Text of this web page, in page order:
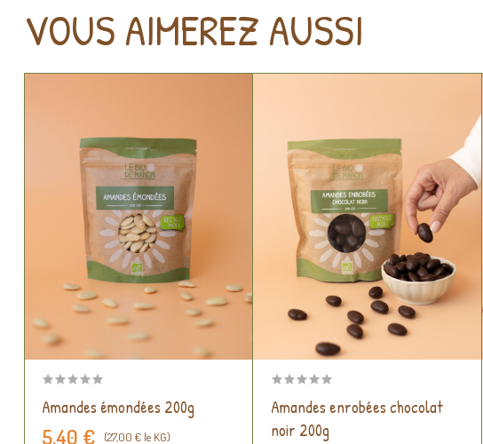
VOUS AIMEREZ AUSSI
Amandes émondées 200g
5,40 € (27,00 € le KG)
Amandes enrobées chocolat
noir 200g